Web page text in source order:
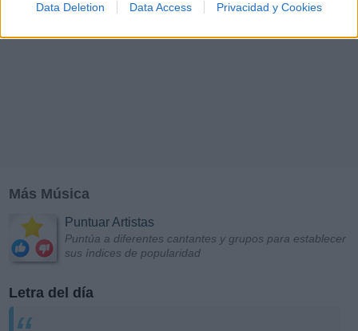
Data Deletion Data Access Privacidad y Cookies
Más Música
Puntuar Artistas
Puntúa a diferentes cantantes y grupos para establecer
sus índices de popularidad
Letra del día